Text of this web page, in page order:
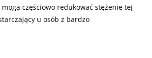
częściowo redukować stężenie tej
u osób z bardzo